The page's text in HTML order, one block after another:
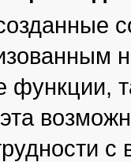
функции,